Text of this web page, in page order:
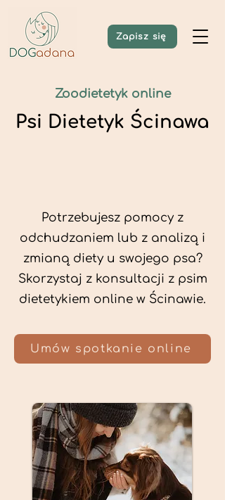
Zapisz się
Zoodietetyk online
Psi Dietetyk Ścinawa
Potrzebujesz pomocy z
odchudzaniem lub z analizą i
zmianą diety u swojego psa?
Skorzystaj z konsultacji z psim
dietetykiem online w Ścinawie.
Umów spotkanie online